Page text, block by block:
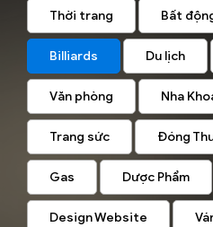
Thời trang Bất
Billiards Du lịch
Văn phòng Nha
Trang sức Đóng
Gas Dược Phẩm
Design Website